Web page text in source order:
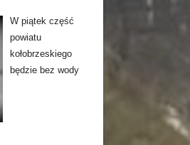
W piątek część
powiatu
kołobrzeskiego
będzie bez wody